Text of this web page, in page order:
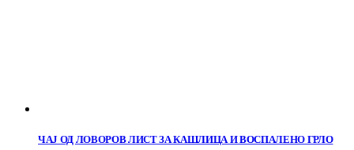
ЧАЈ ОД ЛОВОРОВ ЛИСТ ЗА КАШЛИЦА И ВОСПАЛЕНО ГРЛО